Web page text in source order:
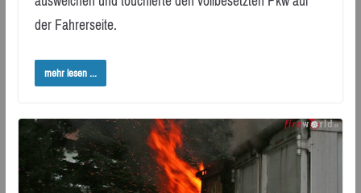
der Fahrerseite.
mehr lesen ...